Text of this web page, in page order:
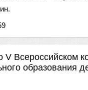
Всероссийском
образования